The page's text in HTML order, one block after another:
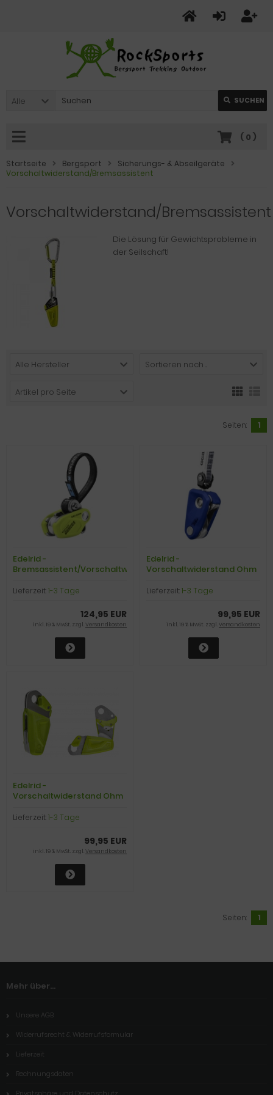
Alle SUCHEN
( 0 )
Startseite Bergsport
Sicherungs- & Abseilgeräte
Vorschaltwiderstand/Bremsassistent
Vorschaltwiderstand/Bremsassistent
Die Lösung für Gewichtsprobleme in
der Seilschaft!
Alle Hersteller Sortieren nach ...
Artikel pro Seite
Seiten: 1
Edelrid -
Bremsassistent/Vorschaltwiderstand
Lieferzeit:1-3 Tage
124,95 EUR
inkl. 19 % MwSt. zzgl.Versandkosten
Edelrid -
Vorschaltwiderstand Ohm
Lieferzeit:1-3 Tage
99,95 EUR
inkl. 19 % MwSt. zzgl.Versandkosten
Edelrid -
Vorschaltwiderstand Ohm
Lieferzeit:1-3 Tage
99,95 EUR
inkl. 19 % MwSt. zzgl.Versandkosten
Seiten: 1
Mehr über...
Unsere AGB
Widerrufsrecht & Widerrufsformular
Lieferzeit
Rechnungsdaten
Privatsphäre und Datenschutz